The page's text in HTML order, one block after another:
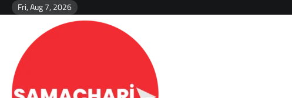
Skip Fri, Aug 7, 2026